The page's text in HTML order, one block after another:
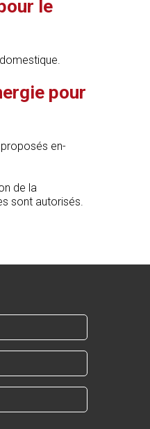
le
pour
en-
de la
sont autorisés.